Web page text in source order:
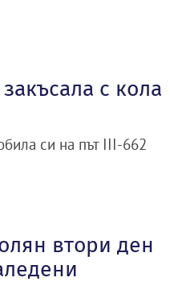
с кола
си на път III-662
втори ден